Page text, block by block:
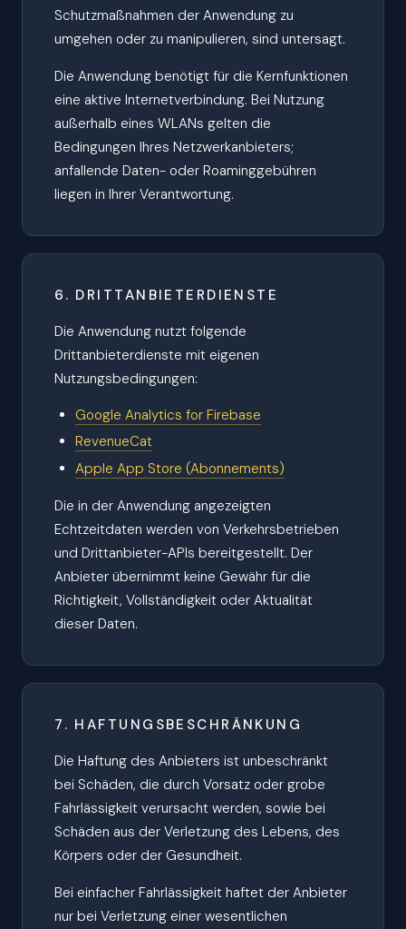
Schutzmaßnahmen der Anwendung zu
umgehen oder zu manipulieren, sind untersagt.
Die Anwendung benötigt für die Kernfunktionen
eine aktive Internetverbindung. Bei Nutzung
außerhalb eines WLANs gelten die
Bedingungen Ihres Netzwerkanbieters;
anfallende Daten- oder Roaminggebühren
liegen in Ihrer Verantwortung.
6. DRITTANBIETERDIENSTE
Die Anwendung nutzt folgende
Drittanbieterdienste mit eigenen
Nutzungsbedingungen:
Google Analytics for Firebase
RevenueCat
Apple App Store (Abonnements)
Die in der Anwendung angezeigten
Echtzeitdaten werden von Verkehrsbetrieben
und Drittanbieter-APIs bereitgestellt. Der
Anbieter übernimmt keine Gewähr für die
Richtigkeit, Vollständigkeit oder Aktualität
dieser Daten.
7. HAFTUNGSBESCHRÄNKUNG
Die Haftung des Anbieters ist unbeschränkt
bei Schäden, die durch Vorsatz oder grobe
Fahrlässigkeit verursacht werden, sowie bei
Schäden aus der Verletzung des Lebens, des
Körpers oder der Gesundheit.
Bei einfacher Fahrlässigkeit haftet der Anbieter
nur bei Verletzung einer wesentlichen